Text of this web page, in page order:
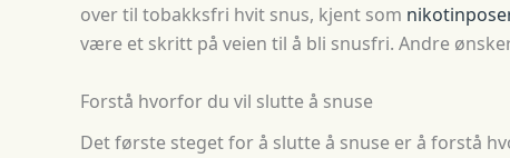
over til tobakksfri hvit snus, kjent som nikotinposer
være et skritt på veien til å bli snusfri. Andre
Forstå hvorfor du vil slutte å snuse
Det første steget for å slutte å snuse er å forstå